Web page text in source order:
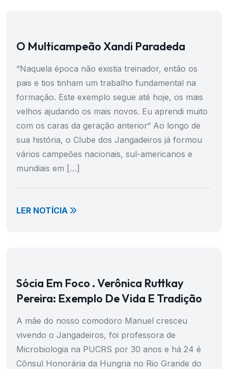
O Multicampeão Xandi Paradeda
“Naquela época não existia treinador, então os
pais e tios tinham um trabalho fundamental na
formação. Este exemplo segue até hoje, os mais
velhos ajudando os mais novos. Eu aprendi muito
com os caras da geração anterior“ Ao longo de
sua história, o Clube dos Jangadeiros já formou
vários campeões nacionais, sul-americanos e
mundiais em […]
LER NOTÍCIA
Sócia Em Foco . Verônica Ruttkay
Pereira: Exemplo De Vida E Tradição
A mãe do nosso comodoro Manuel cresceu
vivendo o Jangadeiros, foi professora de
Microbiologia na PUCRS por 30 anos e há 24 é
Cônsul Honorária da Hungria no Rio Grande do